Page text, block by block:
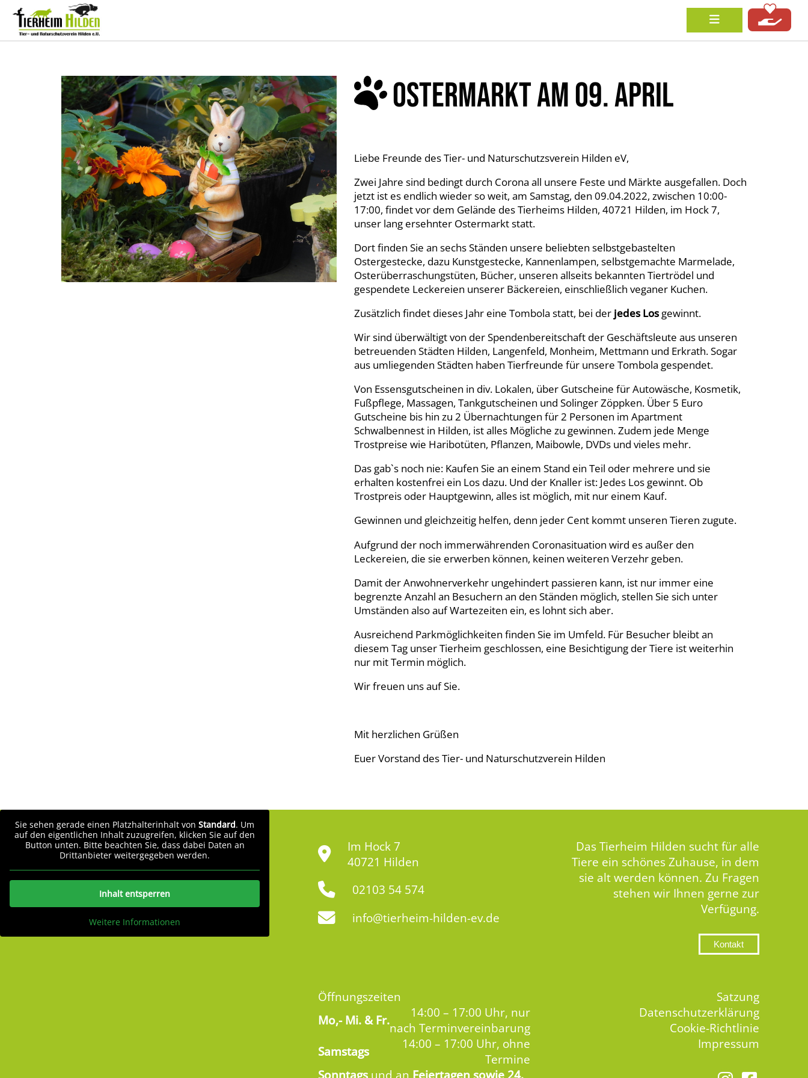
OSTERMARKT AM 09. APRIL
Liebe Freunde des Tier- und Naturschutzsverein Hilden eV,
Zwei Jahre sind bedingt durch Corona all unsere Feste und Märkte ausgefallen. Doch
jetzt ist es endlich wieder so weit, am Samstag, den 09.04.2022, zwischen 10:00-
17:00, findet vor dem Gelände des Tierheims Hilden, 40721 Hilden, im Hock 7,
unser lang ersehnter Ostermarkt statt.
Dort finden Sie an sechs Ständen unsere beliebten selbstgebastelten
Ostergestecke, dazu Kunstgestecke, Kannenlampen, selbstgemachte Marmelade,
Osterüberraschungstüten, Bücher, unseren allseits bekannten Tiertrödel und
gespendete Leckereien unserer Bäckereien, einschließlich veganer Kuchen.
Zusätzlich findet dieses Jahr eine Tombola statt, bei der jedes Losgewinnt.
Wir sind überwältigt von der Spendenbereitschaft der Geschäftsleute aus unseren
betreuenden Städten Hilden, Langenfeld, Monheim, Mettmann und Erkrath. Sogar
aus umliegenden Städten haben Tierfreunde für unsere Tombola gespendet.
Von Essensgutscheinen in div. Lokalen, über Gutscheine für Autowäsche, Kosmetik,
Fußpflege, Massagen, Tankgutscheinen und Solinger Zöppken. Über 5 Euro
Gutscheine bis hin zu 2 Übernachtungen für 2 Personen im Apartment
Schwalbennest in Hilden, ist alles Mögliche zu gewinnen. Zudem jede Menge
Trostpreise wie Haribotüten, Pflanzen, Maibowle, DVDs und vieles mehr.
Das gab`s noch nie: Kaufen Sie an einem Stand ein Teil oder mehrere und sie
erhalten kostenfrei ein Los dazu. Und der Knaller ist: Jedes Los gewinnt. Ob
Trostpreis oder Hauptgewinn, alles ist möglich, mit nur einem Kauf.
Gewinnen und gleichzeitig helfen, denn jeder Cent kommt unseren Tieren zugute.
Aufgrund der noch immerwährenden Coronasituation wird es außer den
Leckereien, die sie erwerben können, keinen weiteren Verzehr geben.
Damit der Anwohnerverkehr ungehindert passieren kann, ist nur immer eine
begrenzte Anzahl an Besuchern an den Ständen möglich, stellen Sie sich unter
Umständen also auf Wartezeiten ein, es lohnt sich aber.
Ausreichend Parkmöglichkeiten finden Sie im Umfeld. Für Besucher bleibt an
diesem Tag unser Tierheim geschlossen, eine Besichtigung der Tiere ist weiterhin
nur mit Termin möglich.
Wir freuen uns auf Sie.
Mit herzlichen Grüßen
Euer Vorstand des Tier- und Naturschutzverein Hilden
Sie sehen gerade einen Platzhalterinhalt von Standard. Um
auf den eigentlichen Inhalt zuzugreifen, klicken Sie auf den
Button unten. Bitte beachten Sie, dass dabei Daten an
Drittanbieter weitergegeben werden.
Inhalt entsperren
Weitere Informationen
Im Hock 7
40721 Hilden
02103 54 574
info@tierheim-hilden-ev.de
Das Tierheim Hilden sucht für alle
Tiere ein schönes Zuhause, in dem
sie alt werden können. Zu Fragen
stehen wir Ihnen gerne zur
Verfügung.
Kontakt
Öffnungszeiten
Mo,-Mi. & Fr.
14:00 – 17:00 Uhr, nur
nach Terminvereinbarung
Samstags
14:00 – 17:00 Uhr, ohne
Termine
Sonntags und an Feiertagen sowie 24.
Satzung
Datenschutzerklärung
Cookie-Richtlinie
Impressum